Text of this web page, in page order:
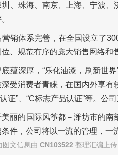
、珠海、南京、上海、宁波
营销体系完善，在全国设立了
、规范有序的庞大销售网络和
蕴深厚，“乐化油漆，刷新世
受消费者青睐，在国内外享有
证”、“C标志产品认证”等。公
美丽的国际风筝都－潍坊市的
件，公司将以一流的管理，一
图文信息由 CN103522 整理汇编上